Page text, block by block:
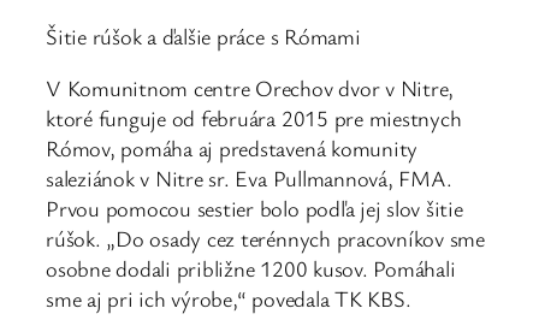
Šitie rúšok a ďalšie práce s Rómami
V Komunitnom centre Orechov dvor v Nitre,
ktoré funguje od februára 2015 pre miestnych
Rómov, pomáha aj predstavená komunity
saleziánok v Nitre sr. Eva Pullmannová, FMA.
Prvou pomocou sestier bolo podľa jej slov šitie
rúšok. „Do osady cez terénnych pracovníkov sme
osobne dodali približne 1200 kusov. Pomáhali
sme aj pri ich výrobe,“ povedala TK KBS.